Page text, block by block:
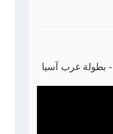
مباشر مباراة الأردن ت 17 وعمان ت 17 - بطولة غرب آسيا